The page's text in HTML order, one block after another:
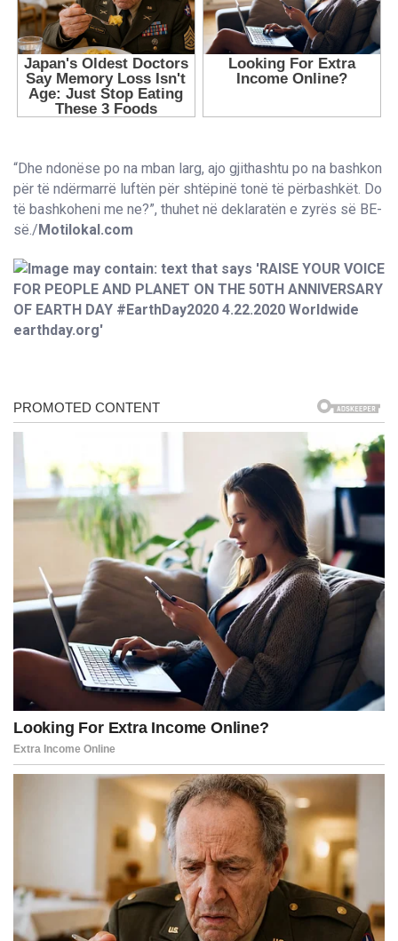
“Dhe ndonëse po na mban larg, ajo gjithashtu po na bashkon
për të ndërmarrë luftën për shtëpinë tonë të përbashkët. Do
të bashkoheni me ne?”, thuhet në deklaratën e zyrës së BE-
së./Motilokal.com